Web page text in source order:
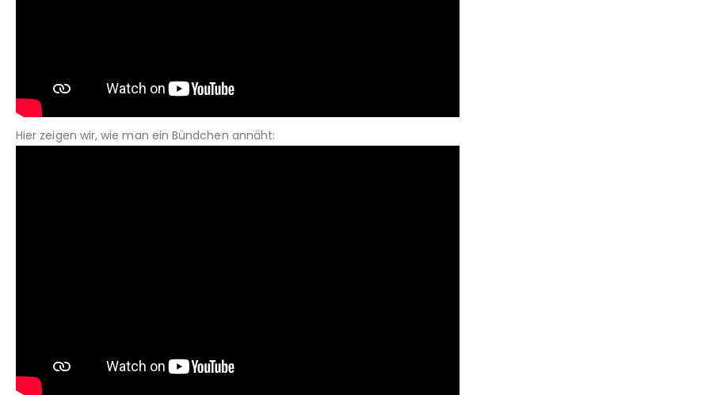
Hier zeigen wir, wie man ein Bündchen annäht: